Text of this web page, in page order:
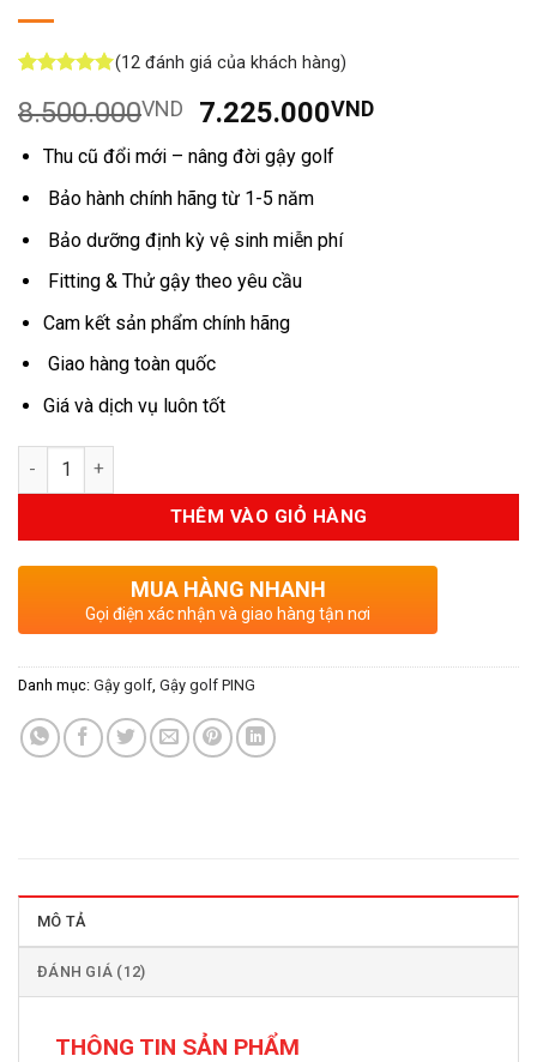
dựa trên
đánh giá
(12đánh giá của khách hàng)
8.500.000VND
Giá
gốc
là:
8.500.000VND.
7.225.000VNDGiá
Thu cũ đổi mới – nâng đời gậy golf
Bảo hành chính hãng từ 1-5 năm
Bảo dưỡng định kỳ vệ sinh miễn phí
Fitting & Thử gậy theo yêu cầu
Cam kết sản phẩm chính hãng
Giao hàng toàn quốc
Giá và dịch vụ luôn tốt
Số lượng
THÊM VÀO GIỎ HÀNG
MUA HÀNG NHANH
Gọi điện xác nhận và giao hàng tận nơi
Danh mục: Gậy golf Gậy golf PING
MÔ TẢ
ĐÁNH GIÁ (12)
THÔNG TIN SẢN PHẨM